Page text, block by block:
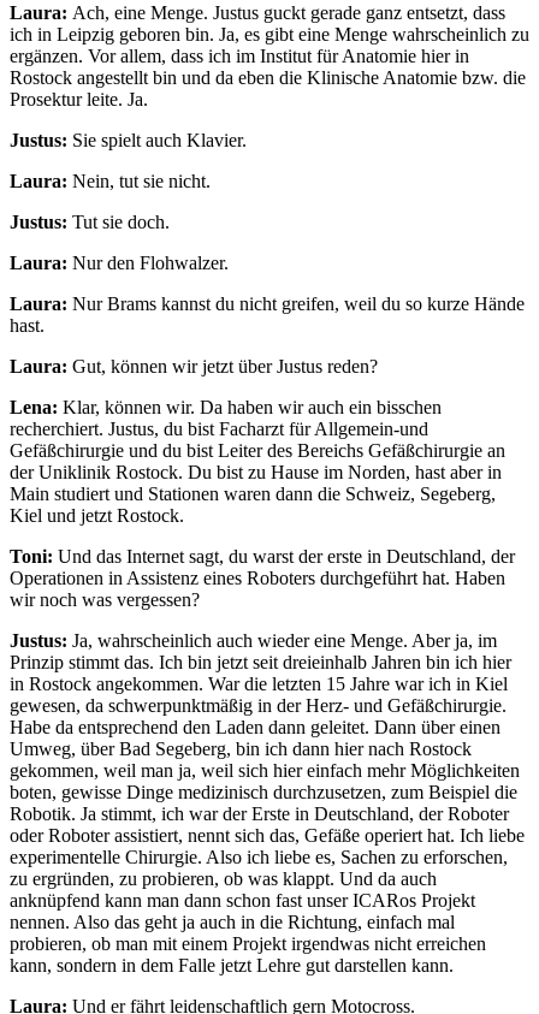
Laura: Ach, eine Menge. Justus guckt gerade ganz entsetzt, dass
ich in Leipzig geboren bin. Ja, es gibt eine Menge wahrscheinlich zu
ergänzen. Vor allem, dass ich im Institut für Anatomie hier in
Rostock angestellt bin und da eben die Klinische Anatomie bzw. die
Prosektur leite. Ja.
Justus: Sie spielt auch Klavier.
Laura: Nein, tut sie nicht.
Justus: Tut sie doch.
Laura: Nur den Flohwalzer.
Laura: Nur Brams kannst du nicht greifen, weil du so kurze Hände
hast.
Laura: Gut, können wir jetzt über Justus reden?
Lena: Klar, können wir. Da haben wir auch ein bisschen
recherchiert. Justus, du bist Facharzt für Allgemein-und
Gefäßchirurgie und du bist Leiter des Bereichs Gefäßchirurgie an
der Uniklinik Rostock. Du bist zu Hause im Norden, hast aber in
Main studiert und Stationen waren dann die Schweiz, Segeberg,
Kiel und jetzt Rostock.
Toni: Und das Internet sagt, du warst der erste in Deutschland, der
Operationen in Assistenz eines Roboters durchgeführt hat. Haben
wir noch was vergessen?
Justus: Ja, wahrscheinlich auch wieder eine Menge. Aber ja, im
Prinzip stimmt das. Ich bin jetzt seit dreieinhalb Jahren bin ich hier
in Rostock angekommen. War die letzten 15 Jahre war ich in Kiel
gewesen, da schwerpunktmäßig in der Herz- und Gefäßchirurgie.
Habe da entsprechend den Laden dann geleitet. Dann über einen
Umweg, über Bad Segeberg, bin ich dann hier nach Rostock
gekommen, weil man ja, weil sich hier einfach mehr Möglichkeiten
boten, gewisse Dinge medizinisch durchzusetzen, zum Beispiel die
Robotik. Ja stimmt, ich war der Erste in Deutschland, der Roboter
oder Roboter assistiert, nennt sich das, Gefäße operiert hat. Ich liebe
experimentelle Chirurgie. Also ich liebe es, Sachen zu erforschen,
zu ergründen, zu probieren, ob was klappt. Und da auch
anknüpfend kann man dann schon fast unser ICARos Projekt
nennen. Also das geht ja auch in die Richtung, einfach mal
probieren, ob man mit einem Projekt irgendwas nicht erreichen
kann, sondern in dem Falle jetzt Lehre gut darstellen kann.
Laura: Und er fährt leidenschaftlich gern Motocross.